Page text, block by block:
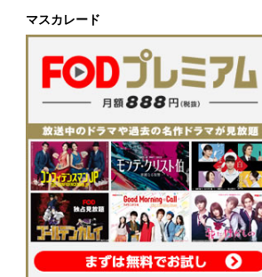
マスカレード